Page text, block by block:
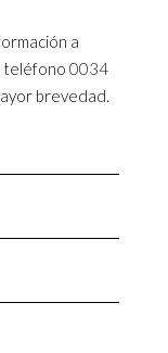
a
teléfono 0034
brevedad.